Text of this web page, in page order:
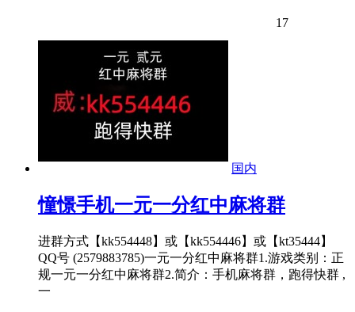
17
国内
憧憬手机一元一分红中麻将群
进群方式【kk554448】或【kk554446】或【kt35444】
QQ号 (2579883785)一元一分红中麻将群1.游戏类别：正
规一元一分红中麻将群2.简介：手机麻将群，跑得快群 ,
一